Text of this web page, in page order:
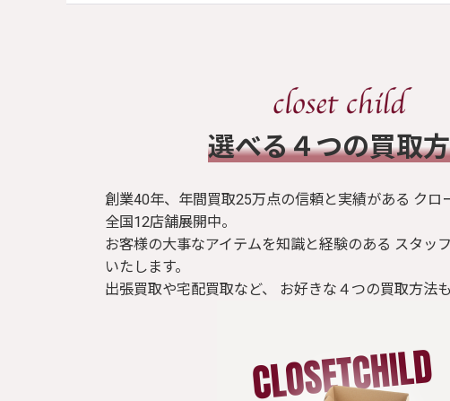
選べる４つの買取
創業40年、年間買取25万点の信頼と実績がある クロ
全国12店舗展開中。
お客様の大事なアイテムを知識と経験のある スタッ
いたします。
出張買取や宅配買取など、 お好きな４つの買取方法も